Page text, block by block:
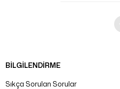
BİLGİLENDİRME
Sıkça Sorulan Sorular